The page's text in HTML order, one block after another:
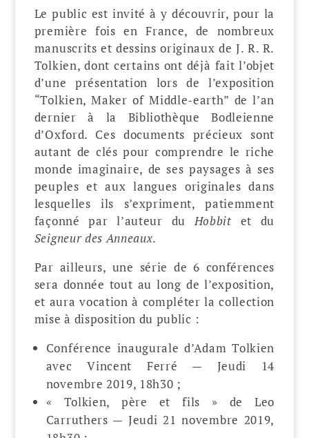
Le public est invité à y découvrir, pour la
première fois en France, de nombreux
manuscrits et dessins originaux de J. R. R.
Tolkien, dont certains ont déjà fait l’objet
d’une présentation lors de l’exposition
“Tolkien, Maker of Middle-earth” de l’an
dernier à la Bibliothèque Bodleienne
d’Oxford. Ces documents précieux sont
autant de clés pour comprendre le riche
monde imaginaire, de ses paysages à ses
peuples et aux langues originales dans
lesquelles ils s’expriment, patiemment
façonné par l’auteur duHobbit et du
Seigneur des Anneaux.
Par ailleurs, une série de 6 conférences
sera donnée tout au long de l’exposition,
et aura vocation à compléter la collection
mise à disposition du public :
Conférence inaugurale d’Adam Tolkien
avec Vincent Ferré — Jeudi 14
novembre 2019, 18h30 ;
« Tolkien, père et fils » de Leo
Carruthers — Jeudi 21 novembre 2019,